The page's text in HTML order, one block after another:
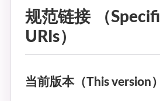
规范链接 （
URIs）
当前版本（This version